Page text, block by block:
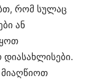
რომ სულაც
ან
მიაღწიოთ